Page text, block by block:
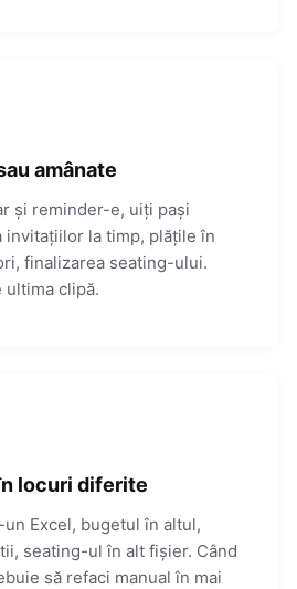
amânate
și reminder-e, uiți pași
la timp, plățile în
finalizarea seating-ului.
ultima clipă.
locuri diferite
Excel, bugetul în altul,
seating-ul în alt fișier. Când
să refaci manual în mai